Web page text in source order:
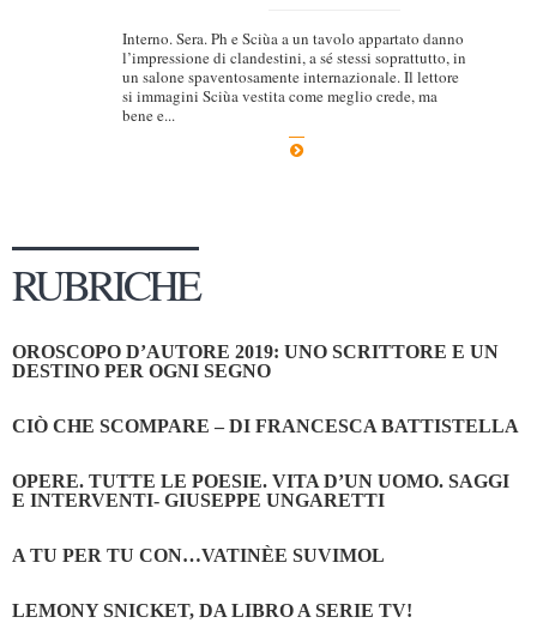
Interno. Sera. Ph e Sciùa a un tavolo appartato danno
l’impressione di clandestini, a sé stessi soprattutto, in
un salone spaventosamente internazionale. Il lettore
si immagini Sciùa vestita come meglio crede, ma
bene e...
RUBRICHE
OROSCOPO D’AUTORE 2019: UNO SCRITTORE E UN
DESTINO PER OGNI SEGNO
CIÒ CHE SCOMPARE – DI FRANCESCA BATTISTELLA
OPERE. TUTTE LE POESIE. VITA D’UN UOMO. SAGGI
E INTERVENTI- GIUSEPPE UNGARETTI
A TU PER TU CON…VATINÈE SUVIMOL
LEMONY SNICKET, DA LIBRO A SERIE TV!